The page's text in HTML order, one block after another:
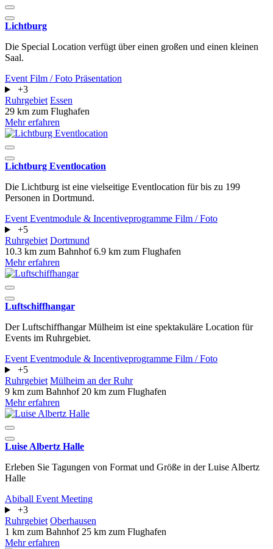
Lichtburg
Die Special Location verfügt über einen großen und einen kleinen
Saal.
Event Film / Foto Präsentation
+3
Ruhrgebiet Essen
29 km zum Flughafen
Mehr erfahren
Lichtburg Eventlocation
Die Lichtburg ist eine vielseitige Eventlocation für bis zu 199
Personen in Dortmund.
Event Eventmodule & Incentiveprogramme Film / Foto
+5
Ruhrgebiet Dortmund
10.3 km zum Bahnhof6.9 km zum Flughafen
Mehr erfahren
Luftschiffhangar
Der Luftschiffhangar Mülheim ist eine spektakuläre Location für
Events im Ruhrgebiet.
Event Eventmodule & Incentiveprogramme Film / Foto
+5
Ruhrgebiet Mülheim an der Ruhr
9 km zum Bahnhof 20 km zum Flughafen
Mehr erfahren
Luise Albertz Halle
Erleben Sie Tagungen von Format und Größe in der Luise Albertz
Halle
Abiball Event Meeting
+3
Ruhrgebiet Oberhausen
1 km zum Bahnhof 25 km zum Flughafen
Mehr erfahren